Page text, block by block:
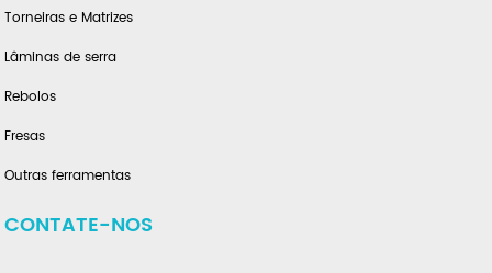
Torneiras e Matrizes
Lâminas de serra
Rebolos
Fresas
Outras ferramentas
CONTATE-NOS